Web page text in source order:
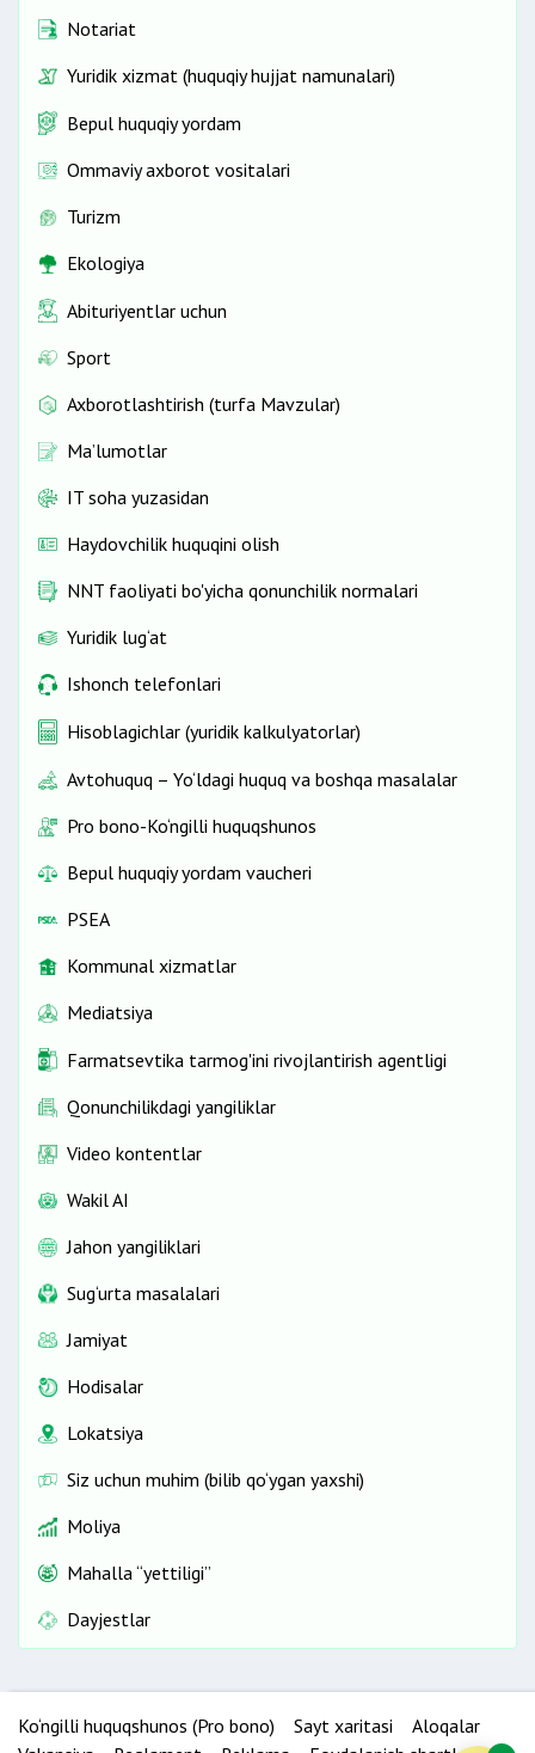
Notariat
Yuridik xizmat (huquqiy hujjat namunalari)
Bepul huquqiy yordam
Ommaviy axborot vositalari
Turizm
Ekologiya
Abituriyentlar uchun
Sport
Axborotlashtirish (turfa Mavzular)
Ma’lumotlar
IT soha yuzasidan
Haydovchilik huquqini olish
NNT faoliyati bo'yicha qonunchilik normalari
Yuridik lug‘at
Ishonch telefonlari
Hisoblagichlar (yuridik kalkulyatorlar)
Avtohuquq – Yo‘ldagi huquq va boshqa masalalar
Pro bono-Ko‘ngilli huquqshunos
Bepul huquqiy yordam vaucheri
PSEA
Kommunal xizmatlar
Mediatsiya
Farmatsevtika tarmog'ini rivojlantirish agentligi
Qonunchilikdagi yangiliklar
Video kontentlar
Wakil AI
Jahon yangiliklari
Sug‘urta masalalari
Jamiyat
Hodisalar
Lokatsiya
Siz uchun muhim (bilib qo‘ygan yaxshi)
Moliya
Mahalla “yettiligi”
Dayjestlar
Ko‘ngilli huquqshunos (Pro bono) Sayt xaritasi
Aloqalar